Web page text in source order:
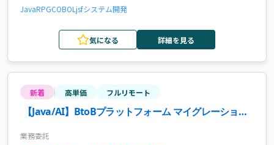
JavaRPGCOBOL jsfシステム開発
気になる 詳細を見る
新着 高単価 フルリモート
【Java/AI】BtoBプラットフォーム マイグレーション
業務委託